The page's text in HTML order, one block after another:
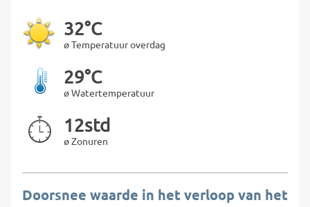
32°C
ø Temperatuur overdag
29°C
ø Watertemperatuur
12std
ø Zonuren
Doorsnee waarde in het verloop van het